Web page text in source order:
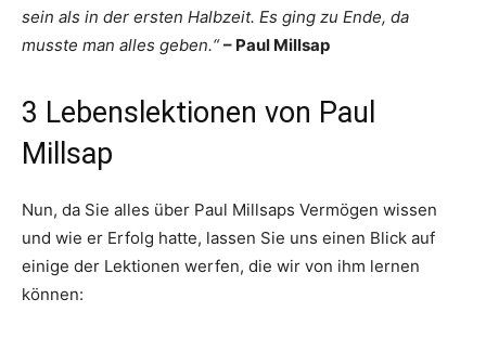
sein als in der ersten Halbzeit. Es ging zu Ende, da
musste man alles geben.“– Paul Millsap
3 Lebenslektionen von Paul
Millsap
Nun, da Sie alles über Paul Millsaps Vermögen wissen
und wie er Erfolg hatte, lassen Sie uns einen Blick auf
einige der Lektionen werfen, die wir von ihm lernen
können: